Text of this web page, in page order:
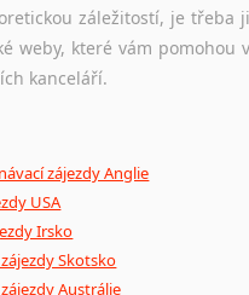
záležitostí, je
weby, které vám
kanceláří.
zájezdy Anglie
USA
Irsko
Skotsko
Austrálie